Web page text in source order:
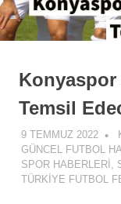
Konyaspor
Temsil
9 TEMMUZ 2022
GÜNCEL FUTBOL
SPOR HABERLERI ,
TÜRKIYE FUTBOL